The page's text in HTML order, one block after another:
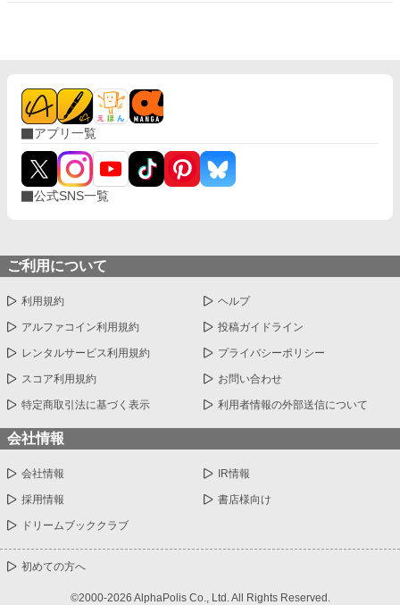
アプリ一覧
公式SNS一覧
ご利用について
利用規約 ヘルプ
アルファコイン利用規約 投稿ガイドライン
レンタルサービス利用規約 プライバシーポリシー
スコア利用規約 お問い合わせ
特定商取引法に基づく表示 利用者情報の外部送信について
会社情報
会社情報 IR情報
採用情報 書店様向け
ドリームブッククラブ
初めての方へ
©2000-2026 AlphaPolis Co., Ltd. All Rights Reserved.